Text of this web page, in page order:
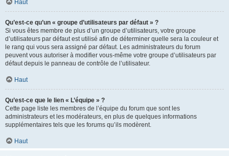
Haut
Qu’est-ce qu’un « groupe d’utilisateurs par défaut » ?
Si vous êtes membre de plus d’un groupe d’utilisateurs, votre groupe
d’utilisateurs par défaut est utilisé afin de déterminer quelle sera la couleur et
le rang qui vous sera assigné par défaut. Les administrateurs du forum
peuvent vous autoriser à modifier vous-même votre groupe d’utilisateurs par
défaut depuis le panneau de contrôle de l’utilisateur.
Haut
Qu’est-ce que le lien « L’équipe » ?
Cette page liste les membres de l’équipe du forum que sont les
administrateurs et les modérateurs, en plus de quelques informations
supplémentaires tels que les forums qu’ils modèrent.
Haut